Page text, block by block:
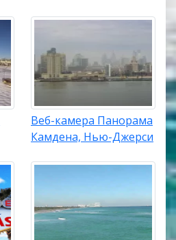
Веб-камера Панорама
Камдена, Нью-Джерси